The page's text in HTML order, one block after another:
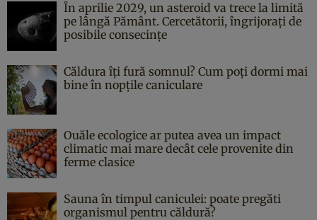
În aprilie 2029, un asteroid va trece la limită
pe lângă Pământ. Cercetătorii, îngrijorați de
posibile consecințe
Căldura îți fură somnul? Cum poți dormi mai
bine în nopțile caniculare
Ouăle ecologice ar putea avea un impact
climatic mai mare decât cele provenite din
ferme clasice
Sauna în timpul caniculei: poate pregăti
organismul pentru căldură?